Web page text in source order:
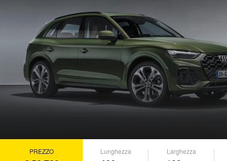
PREZZO Lunghezza Larghezza